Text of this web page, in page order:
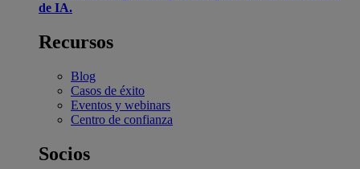
de IA.
Recursos
Blog
Casos de éxito
Eventos y webinars
Centro de confianza
Socios